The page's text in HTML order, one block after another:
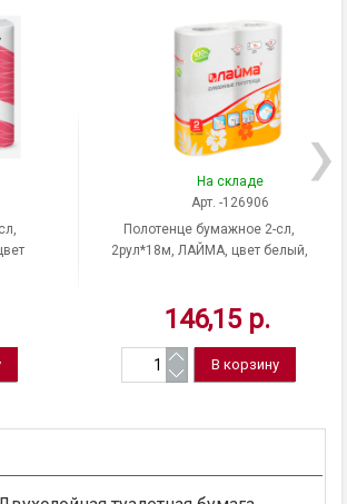
На складе
Арт. -126906
Полотенце бумажное 2-сл,
2рул*18м, ЛАЙМА, цвет белый,
146,15 р.